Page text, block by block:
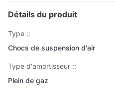
Détails du produit
Type ::
Chocs de suspension d'air
Type d'amortisseur ::
Plein de gaz